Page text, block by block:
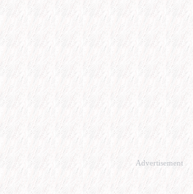
Advertisement